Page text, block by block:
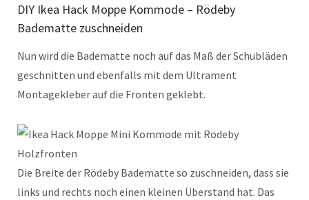
DIY Ikea Hack Moppe Kommode – Rödeby
Badematte zuschneiden
Nun wird die Badematte noch auf das Maß der Schubläden
geschnitten und ebenfalls mit dem Ultrament
Montagekleber auf die Fronten geklebt.
Die Breite der Rödeby Badematte so zuschneiden, dass sie
links und rechts noch einen kleinen Überstand hat. Das